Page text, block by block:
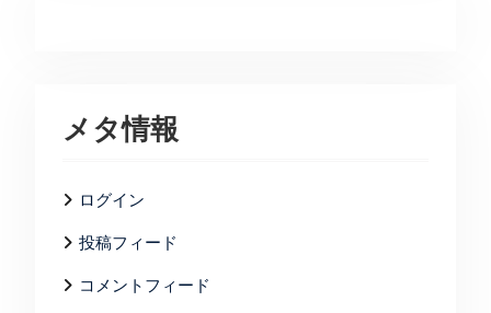
メタ情報
ログイン
投稿フィード
コメントフィード